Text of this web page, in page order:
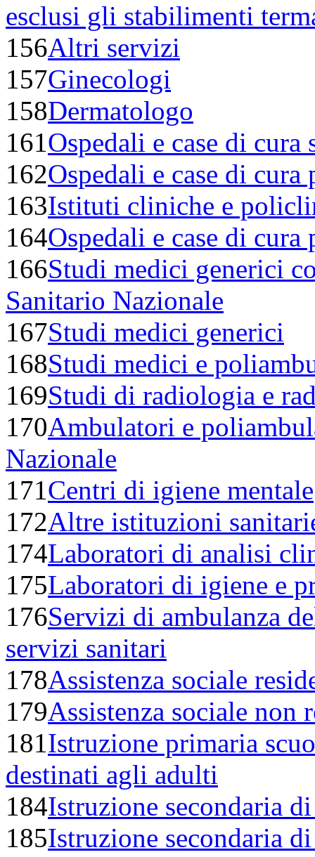
esclusi gli stabilimenti
156Altri servizi
157Ginecologi
158Dermatologo
161Ospedali e case di cura
162Ospedali e case di
163Istituti cliniche e
164Ospedali e case di
166Studi medici generici
Sanitario Nazionale
167Studi medici generici
168Studi medici e
169Studi di radiologia e
170Ambulatori e
Nazionale
171Centri di igiene mentale
172Altre istituzioni
174Laboratori di analisi
175Laboratori di igiene e
176Servizi di ambulanza
servizi sanitari
178Assistenza sociale
179Assistenza sociale non
181Istruzione primaria
destinati agli adulti
184Istruzione secondaria
185Istruzione secondaria